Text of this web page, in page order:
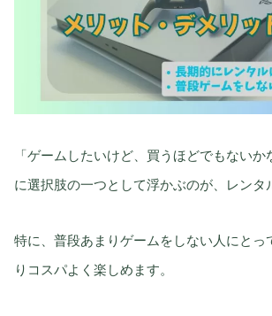
「ゲームしたいけど、買うほどでもない
に選択肢の一つとして浮かぶのが、レンタ
特に、普段あまりゲームをしない人にとっ
りコスパよく楽しめます。